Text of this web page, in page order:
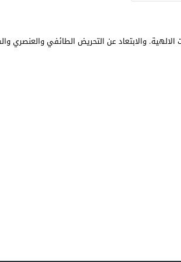
والابتعاد عن التحريض الطائفي والعنصري